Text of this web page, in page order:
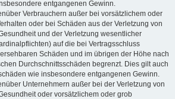
entgangenen Gewinn.
Verbrauchern außer bei vorsätzlichem oder
oder bei Schäden aus der Verletzung von
und der Verletzung wesentlicher
auf die bei Vertragsschluss
Schäden und im übrigen der Höhe nach
Durchschnittsschäden begrenzt. Dies gilt auch
wie insbesondere entgangenen Gewinn.
Unternehmern außer bei der Verletzung von
oder vorsätzlichem oder grob